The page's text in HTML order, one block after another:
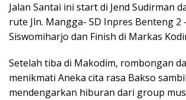
Jalan Santai ini start di Jend Sudirman
rute Jln. Mangga- SD Inpres Benteng 2
Siswomiharjo dan Finish di Markas
Setelah tiba di Makodim, rombongan
menikmati Aneka cita rasa Bakso sambil
mendengarkan hiburan dari group